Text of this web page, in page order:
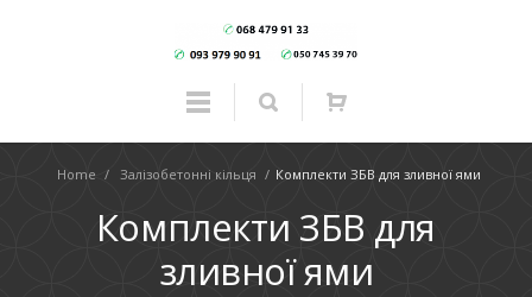
Home / Залізобетонні кільця / Комплекти ЗБВ для зливної ями
Комплекти ЗБВ для
зливної ями